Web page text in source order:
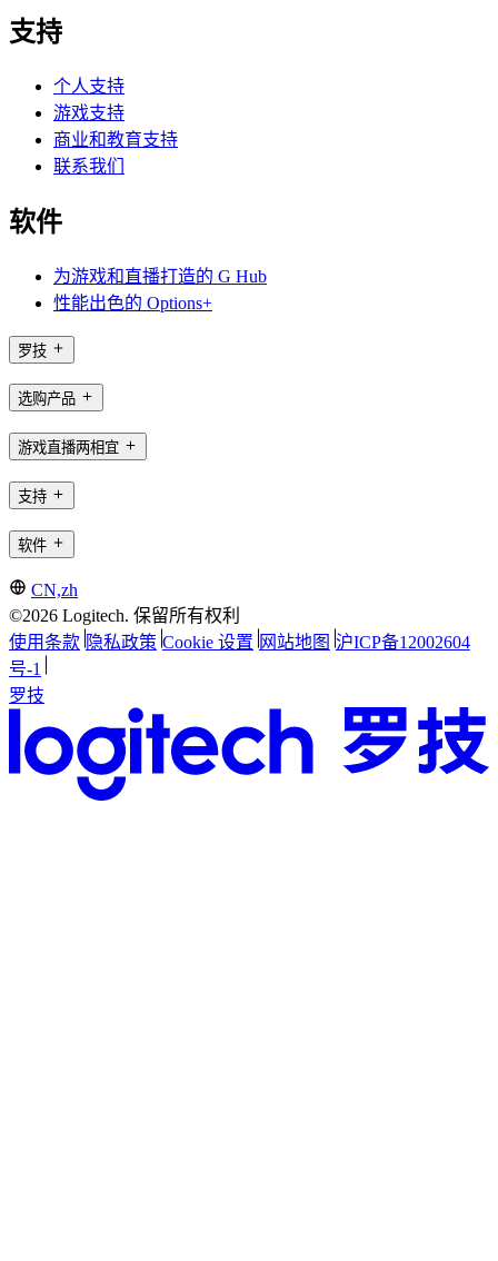
支持
个人支持
游戏支持
商业和教育支持
联系我们
软件
为游戏和直播打造的 G Hub
性能出色的 Options+
罗技
选购产品
游戏直播两相宜
支持
软件
CN,zh
©2026 Logitech. 保留所有权利
使用条款 隐私政策 Cookie 设置 网站地图 沪ICP备12002604
号-1
罗技